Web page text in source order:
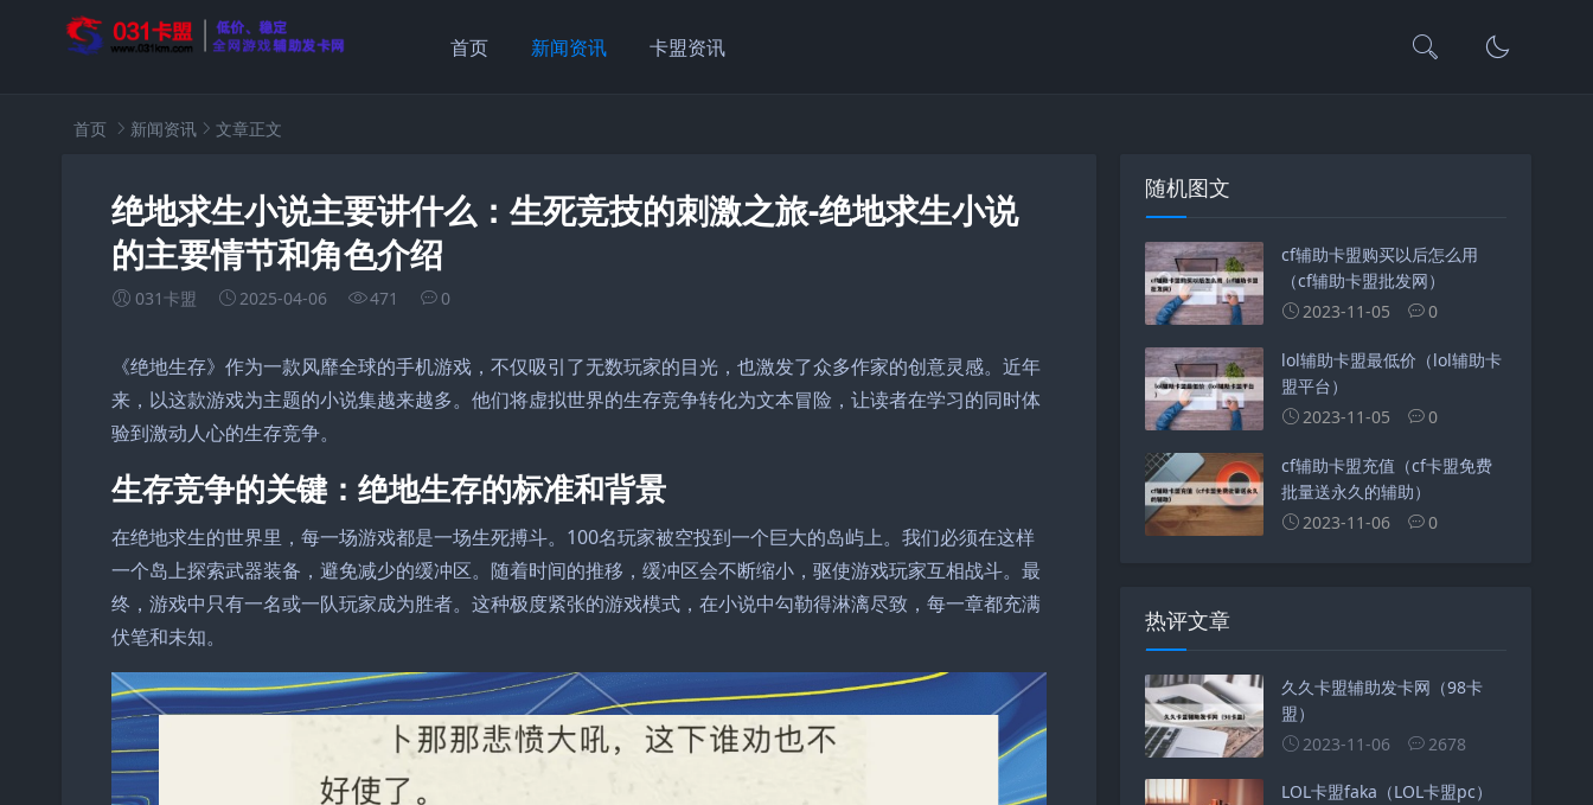
首页 新闻资讯 卡盟资讯
首页 新闻资讯 文章正文
绝地求生小说主要讲什么：生死竞技的刺激之旅-绝地求生小说
的主要情节和角色介绍
031卡盟 2025-04-06 471 0
《绝地生存》作为一款风靡全球的手机游戏，不仅吸引了无数玩家的目光，也激发了众多作家的创意灵感。近年
来，以这款游戏为主题的小说集越来越多。他们将虚拟世界的生存竞争转化为文本冒险，让读者在学习的同时体
验到激动人心的生存竞争。
生存竞争的关键：绝地生存的标准和背景
在绝地求生的世界里，每一场游戏都是一场生死搏斗。100名玩家被空投到一个巨大的岛屿上。我们必须在这样
一个岛上探索武器装备，避免减少的缓冲区。随着时间的推移，缓冲区会不断缩小，驱使游戏玩家互相战斗。最
终，游戏中只有一名或一队玩家成为胜者。这种极度紧张的游戏模式，在小说中勾勒得淋漓尽致，每一章都充满
伏笔和未知。
随机图文
cf辅助卡盟购买以后怎么用
（cf辅助卡盟批发网）
2023-11-05
0
lol辅助卡盟最低价（lol辅助卡
盟平台）
2023-11-05
0
cf辅助卡盟充值（cf卡盟免费
批量送永久的辅助）
2023-11-06
0
热评文章
久久卡盟辅助发卡网（98卡
盟）
2023-11-06
2678
LOL卡盟faka（LOL卡盟pc）